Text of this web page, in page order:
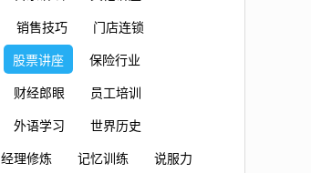
销售技巧 门店连锁
股票讲座 保险行业
财经郎眼 员工培训
外语学习 世界历史
经理修炼 记忆训练 说服力